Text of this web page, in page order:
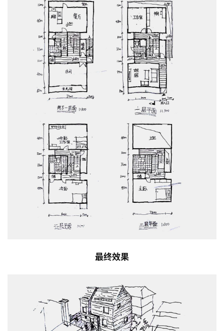
最终效果